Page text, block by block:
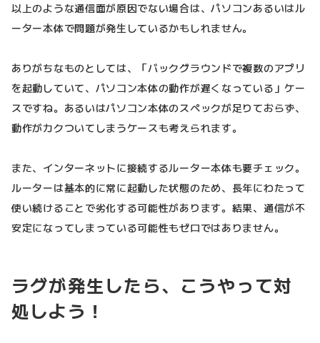
以上のような通信面が原因でない場合は、パソコンあるいはル
ーター本体で問題が発生しているかもしれません。
ありがちなものとしては、「バックグラウンドで複数のアプリ
を起動していて、パソコン本体の動作が遅くなっている」ケー
スですね。あるいはパソコン本体のスペックが足りておらず、
動作がカクついてしまうケースも考えられます。
また、インターネットに接続するルーター本体も要チェック。
ルーターは基本的に常に起動した状態のため、長年にわたって
使い続けることで劣化する可能性があります。結果、通信が不
安定になってしまっている可能性もゼロではありません。
ラグが発生したら、こうやって対
処しよう！